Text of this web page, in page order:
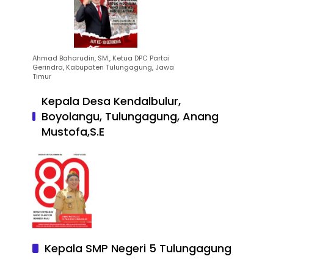
Ahmad Baharudin, SM., Ketua DPC Partai
Gerindra, Kabupaten Tulungagung, Jawa
Timur
Kepala Desa Kendalbulur,
Boyolangu, Tulungagung, Anang
Mustofa,S.E
Kepala SMP Negeri 5 Tulungagung